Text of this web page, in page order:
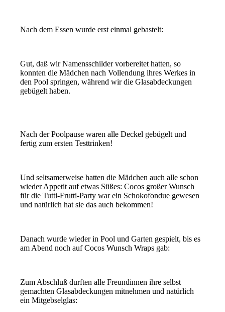
Nach dem Essen wurde erst einmal gebastelt:
Gut, daß wir Namensschilder vorbereitet hatten, so
konnten die Mädchen nach Vollendung ihres Werkes in
den Pool springen, während wir die Glasabdeckungen
gebügelt haben.
Nach der Poolpause waren alle Deckel gebügelt und
fertig zum ersten Testtrinken!
Und seltsamerweise hatten die Mädchen auch alle schon
wieder Appetit auf etwas Süßes: Cocos großer Wunsch
für die Tutti-Frutti-Party war ein Schokofondue gewesen
und natürlich hat sie das auch bekommen!
Danach wurde wieder in Pool und Garten gespielt, bis es
am Abend noch auf Cocos Wunsch Wraps gab:
Zum Abschluß durften alle Freundinnen ihre selbst
gemachten Glasabdeckungen mitnehmen und natürlich
ein Mitgebselglas: